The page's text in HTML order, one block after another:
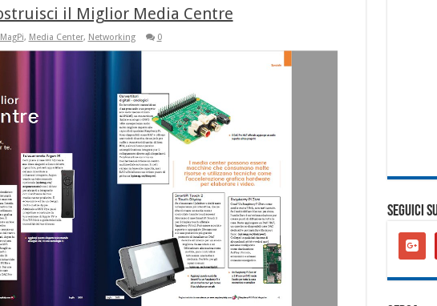
il Miglior Media Centre
MagPi, Media Center, Networking 0
SEGUICI
google-
plus-